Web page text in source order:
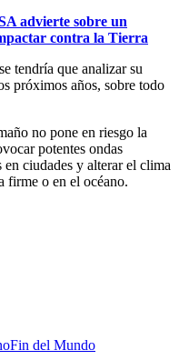
advierte sobre un
contra la Tierra
tendría que analizar su
próximos años, sobre todo
no pone en riesgo la
potentes ondas
ciudades y alterar el clima
firme o en el océano.
Fin del Mundo